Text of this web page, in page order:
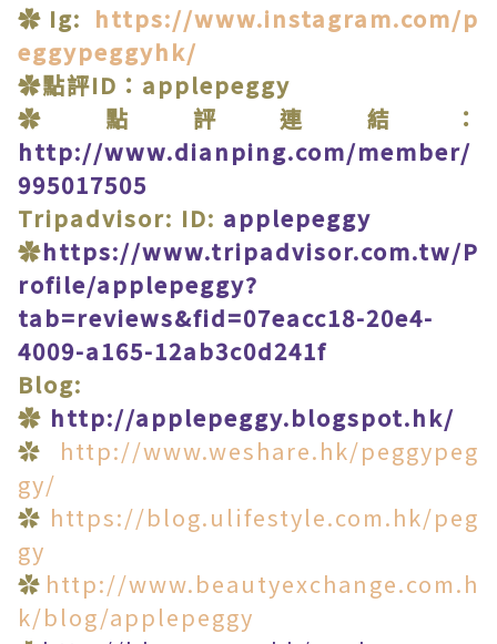
✿Ig: https://www.instagram.com/p
eggypeggyhk/
✿點評ID：applepeggy
✿點評連結：
http://www.dianping.com/member/
995017505
Tripadvisor: ID: applepeggy
✿https://www.tripadvisor.com.tw/P
rofile/applepeggy?
tab=reviews&fid=07eacc18-20e4-
4009-a165-12ab3c0d241f
Blog:
✿ http://applepeggy.blogspot.hk/
✿ http://www.weshare.hk/peggypeg
gy/
✿ https://blog.ulifestyle.com.hk/peg
gy
✿ http://www.beautyexchange.com.h
k/blog/applepeggy